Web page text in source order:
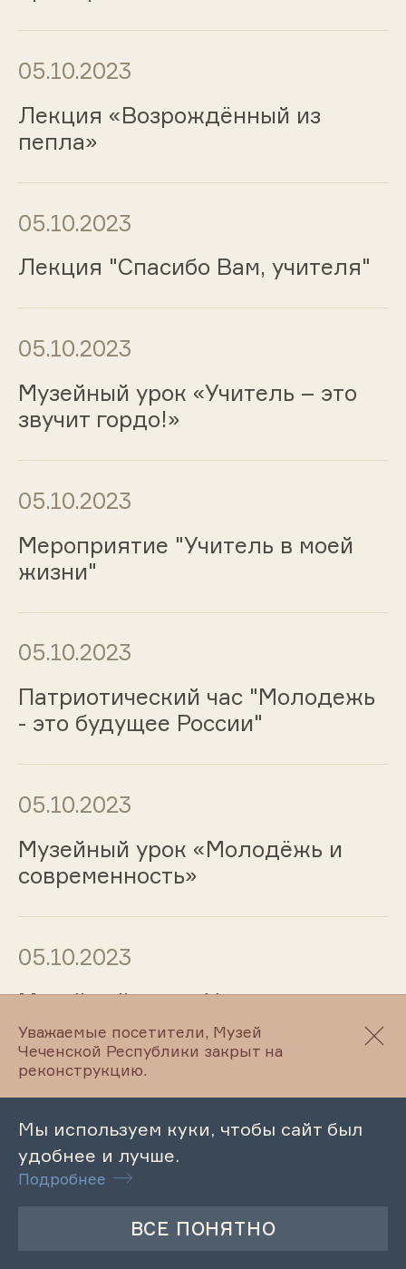
05.10.2023
Лекция «Возрождённый из
пепла»
05.10.2023
Лекция "Спасибо Вам, учителя"
05.10.2023
Музейный урок «Учитель – это
звучит гордо!»
05.10.2023
Мероприятие "Учитель в моей
жизни"
05.10.2023
Патриотический час "Молодежь
- это будущее России"
05.10.2023
Музейный урок «Молодёжь и
современность»
05.10.2023
Музейный урок «Учитель создает
нацию»
Мероприятие «Славим мы
величие учителя»
Уважаемые посетители, Музей
Чеченской Республики закрыт на
реконструкцию.
Мы используем куки, чтобы сайт был
удобнее и лучше.
Подробнее